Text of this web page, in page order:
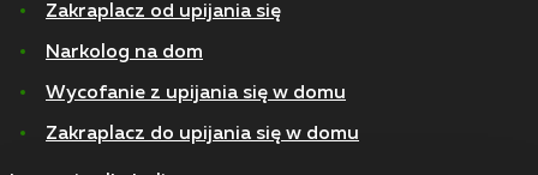
Zakraplacz od upijania się
Narkolog na dom
Wycofanie z upijania się w domu
Zakraplacz do upijania się w domu